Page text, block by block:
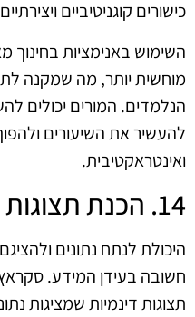
כישורים קוגניטיביים
השימוש באנימציות בחינוך
מוחשית יותר, מה שמקנה
הנלמדים. המורים יכולים
להעשיר את השיעורים
ואינטראקטיבית.
14. הכנת תצוגות דינמיות של נתונים
היכולת לנתח נתונים
חשובה בעידן המידע.
תצוגות דינמיות שמציגות